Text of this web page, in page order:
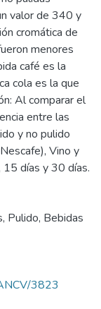
valor de 340 y
cromática de
menores
café es la
cola es la que
Al comparar el
entre las
y no pulido
Vino y
15 días y 30 días.
, Pulido, Bebidas
3823